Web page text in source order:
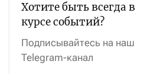
Хотите быть всегда в
курсе событий?
Подписывайтесь на наш
Telegram-канал